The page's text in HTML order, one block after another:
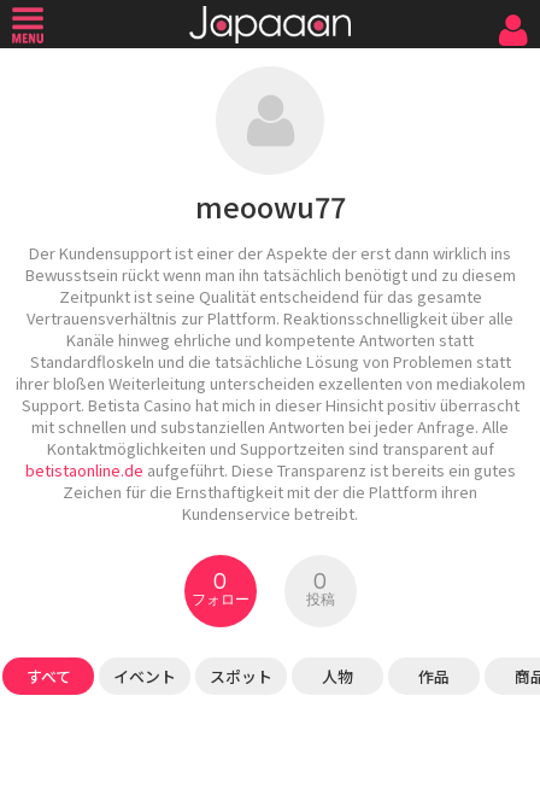
meoowu77
Der Kundensupport ist einer der Aspekte der erst dann wirklich ins
Bewusstsein rückt wenn man ihn tatsächlich benötigt und zu diesem
Zeitpunkt ist seine Qualität entscheidend für das gesamte
Vertrauensverhältnis zur Plattform. Reaktionsschnelligkeit über alle
Kanäle hinweg ehrliche und kompetente Antworten statt
Standardfloskeln und die tatsächliche Lösung von Problemen statt
ihrer bloßen Weiterleitung unterscheiden exzellenten von mediakolem
Support. Betista Casino hat mich in dieser Hinsicht positiv überrascht
mit schnellen und substanziellen Antworten bei jeder Anfrage. Alle
Kontaktmöglichkeiten und Supportzeiten sind transparent auf
betistaonline.de aufgeführt. Diese Transparenz ist bereits ein gutes
Zeichen für die Ernsthaftigkeit mit der die Plattform ihren
Kundenservice betreibt.
0
フォロー
0
投稿
すべて イベント スポット 人物 作品 商